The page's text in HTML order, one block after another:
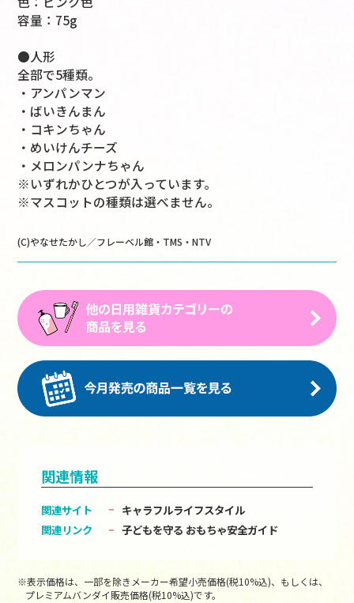
容量：75g
●人形
全部で5種類。
・アンパンマン
・ばいきんまん
・コキンちゃん
・めいけんチーズ
・メロンパンナちゃん
※いずれかひとつが入っています。
※マスコットの種類は選べません。
(C)やなせたかし／フレーベル館・TMS・NTV
関連情報
関連サイト
キャラフルライフスタイル
関連リンク
子どもを守る おもちゃ安全ガイド
※表示価格は、一部を除きメーカー希望小売価格(税10%込)、もしくは、
プレミアムバンダイ販売価格(税10%込)です。